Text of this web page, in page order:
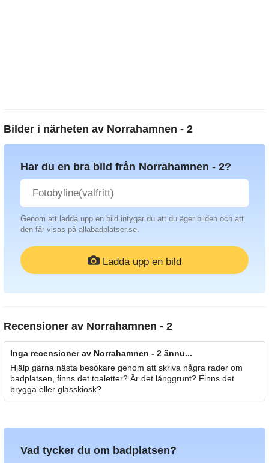
Bilder i närheten av Norrahamnen - 2
Har du en bra bild från Norrahamnen - 2?
Genom att ladda upp en bild intygar du att du äger bilden och att
den får visas på allabadplatser.se.
Ladda upp en bild
Recensioner av Norrahamnen - 2
Inga recensioner av Norrahamnen - 2 ännu...
Hjälp gärna nästa besökare genom att skriva några rader om
badplatsen, finns det toaletter? Är det långgrunt? Finns det
brygga eller glasskiosk?
Vad tycker du om badplatsen?